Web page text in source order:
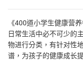
《400道小学生健康营
日常生活中必不可少的
物进行分类，有针对性
谱，为孩子的健康成长